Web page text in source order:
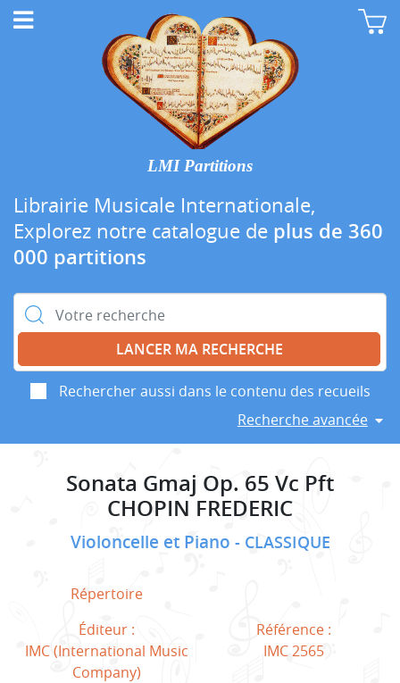
LMI Partitions
Librairie Musicale Internationale,
Explorez notre catalogue de plus de 360
000 partitions
Rechercher :
Rechercher aussi dans le contenu des recueils
Recherche avancée
Sonata Gmaj Op. 65 Vc Pft
CHOPIN FREDERIC
Violoncelle et Piano CLASSIQUE
Répertoire
Éditeur :
IMC (International Music
Company)
Référence :
IMC 2565